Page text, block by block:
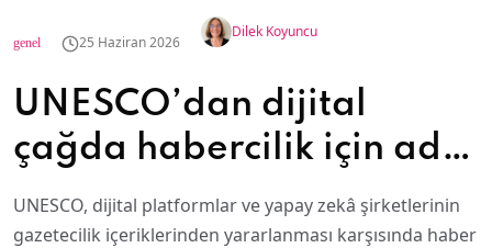
genel 25 Haziran 2026
Dilek Koyuncu
UNESCO’dan dijital
çağda habercilik için adil
ücretlendirme girişimi
UNESCO, dijital platformlar ve yapay zekâ şirketlerinin
gazetecilik içeriklerinden yararlanması karşısında haber